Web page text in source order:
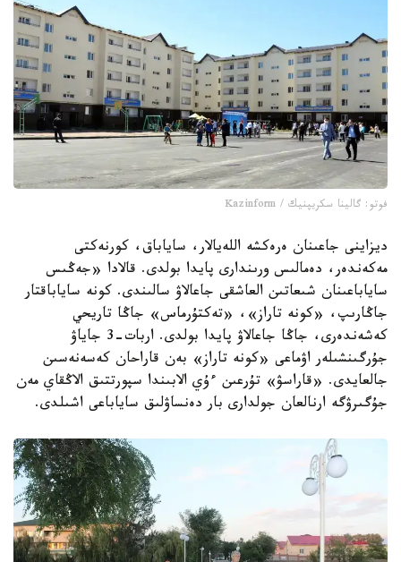
فوتو: گالينا سكريپنيك / Kazinform
ديزاينى جاعىنان ەرەكشە اللەيالار، ساياباق، كورنەكتى
مەكەندەر، دەمالىس ورىندارى پايدا بولدى. قالادا «جەڭىس
ساياباعىنان شىعاتىن العاشقى جاعالاۋ سالىندى. كونە ساياباقتار
جاڭارىپ، «كونە تاراز»، «تەكتۇرماس» جاڭا تاريحي
كەشەندەرى، جاڭا جاعالاۋ پايدا بولدى. اربات-3 جاياۋ
جۇرگىنشىلەر اۋماعى «كونە تاراز» بەن قاراحان كەسەنەسىن
جالعايدى. «قاراسۋ» تۇرعىن ءۇي الابىندا سپورتتىق الاڭقاي مەن
جۇگىرۋگە ارنالعان جولدارى بار دەنساۋلىق ساياباعى اشىلدى.